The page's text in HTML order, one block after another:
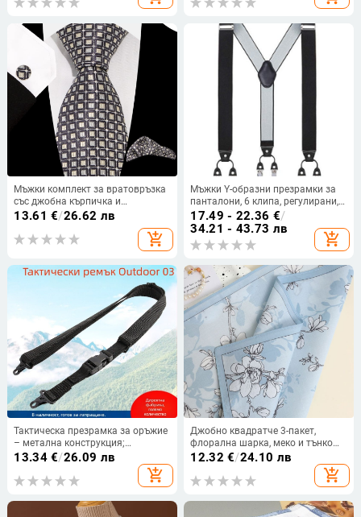
Мъжки комплект за вратовръзка
със джобна кърпичка и
маншетни копчета, 3 части,
13.61 €/26.62 лв
add_shopping_cart
Мъжки Y-образни презрамки за
панталони, 6 клипа, регулирани,
еластична лента от полиестер,
силна еластичност, 3.5x120
17.49 - 22.36 €/
34.21 - 43.73 лв
add_shopping_cart
Тактическа презрамка за оръжие
– метална конструкция;
регулируема дължина; унисекс за
възрастни; Производствен
процес: термална субламинация,
Възможност за персонализация
13.34€/26.09 лв
add_shopping_cart
Джобно квадратче 3-пакет,
флорална шарка, меко и тънко
(Готова наличност; Материал:
сплав; Година/сезон: пролет
2025; Обработка: Друго)
12.32 €/24.10 лв
add_shopping_cart